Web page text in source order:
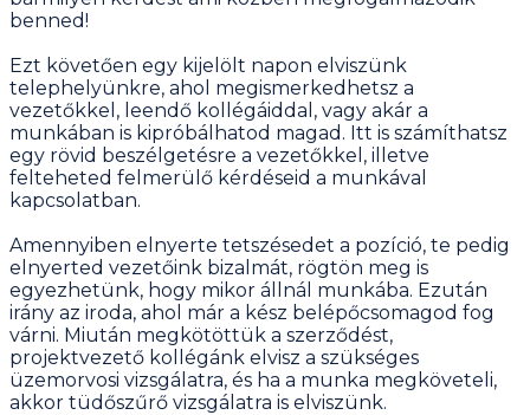
benned!
Ezt követően egy kijelölt napon elviszünk
telephelyünkre, ahol megismerkedhetsz a
vezetőkkel, leendő kollégáiddal, vagy akár a
munkában is kipróbálhatod magad. Itt is számíthatsz
egy rövid beszélgetésre a vezetőkkel, illetve
felteheted felmerülő kérdéseid a munkával
kapcsolatban.
Amennyiben elnyerte tetszésedet a pozíció, te pedig
elnyerted vezetőink bizalmát, rögtön meg is
egyezhetünk, hogy mikor állnál munkába. Ezután
irány az iroda, ahol már a kész belépőcsomagod fog
várni. Miután megkötöttük a szerződést,
projektvezető kollégánk elvisz a szükséges
üzemorvosi vizsgálatra, és ha a munka megköveteli,
akkor tüdőszűrő vizsgálatra is elviszünk.